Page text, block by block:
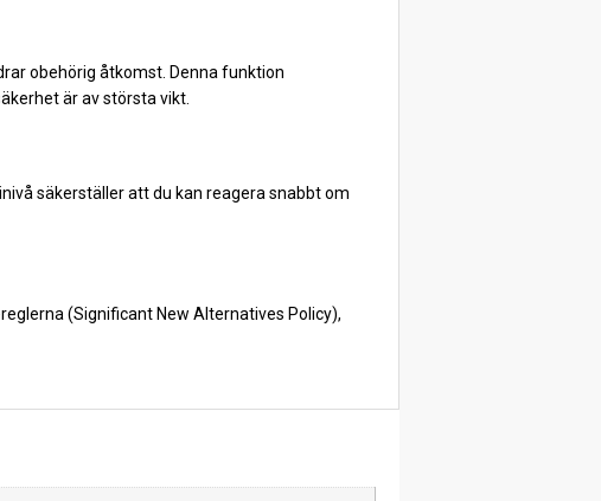
obehörig åtkomst. Denna funktion
är av största vikt.
säkerställer att du kan reagera snabbt om
(Significant New Alternatives Policy),